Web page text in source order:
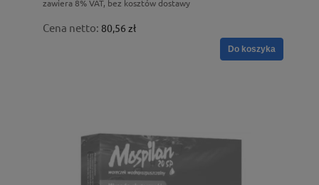
zawiera 8% VAT, bez kosztów dostawy
Cena netto: 80,56 zł
Do koszyka